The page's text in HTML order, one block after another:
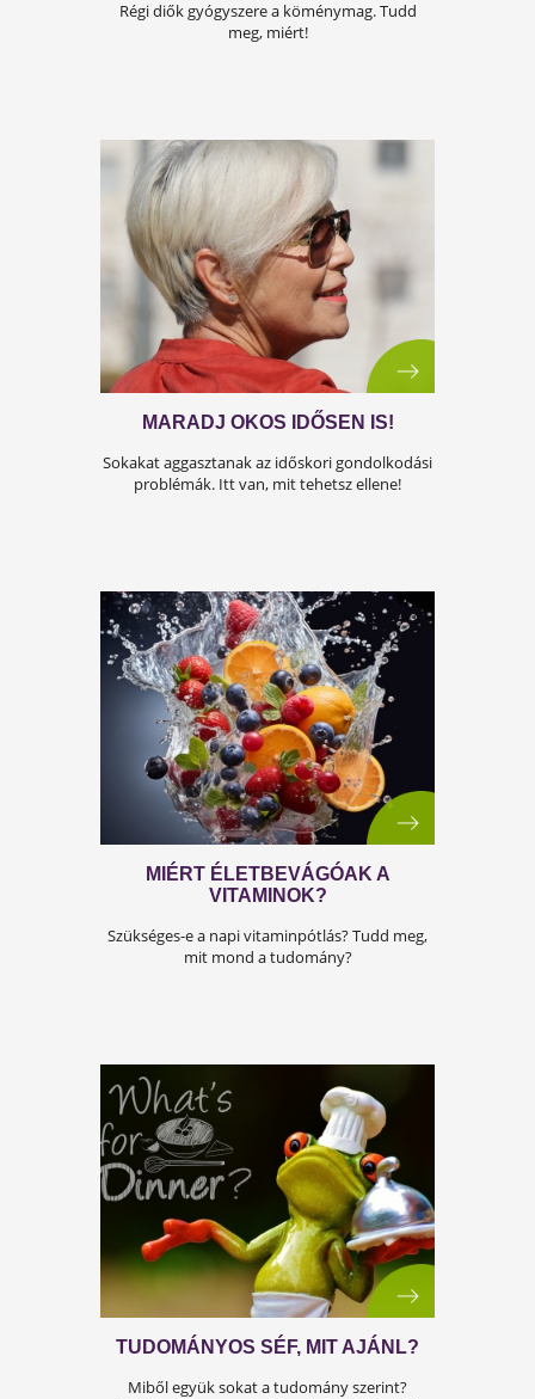
NAPOKRA
Ne izzadj patakokban kánikulában
se! Mutatjuk a titkot!
ÉDES NYÁRI EGÉSZSÉG
A görögdinnye nyári slágerünk! Hogyan
fogyaszd helyesen?
MOTOROZZ BÁTRAN, NAGYI!
Ne legyen a csontritkulás a végzeted, tudd
meg, mit javaslunk neked!